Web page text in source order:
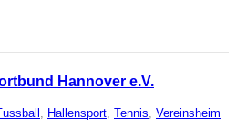
Hannover e.V.
, Hallensport, Tennis, Vereinsheim